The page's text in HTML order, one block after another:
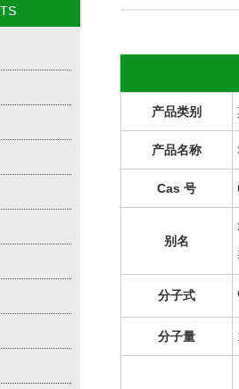
产品类别
产品名称
Cas 号
别名
分子式
分子量